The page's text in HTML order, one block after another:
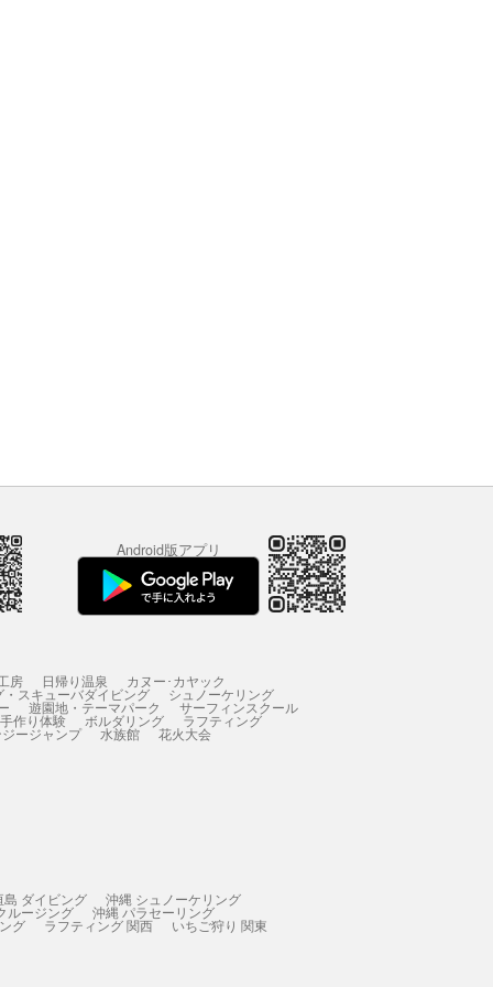
Android版アプリ
房 日帰り温泉 カヌー･カヤック
・スキューバダイビング シュノーケリング
遊園地・テーマパーク サーフィンスクール
作り体験 ボルダリング ラフティング
ージャンプ 水族館 花火大会
島 ダイビング 沖縄 シュノーケリング
ルージング 沖縄 パラセーリング
グ ラフティング 関西 いちご狩り 関東